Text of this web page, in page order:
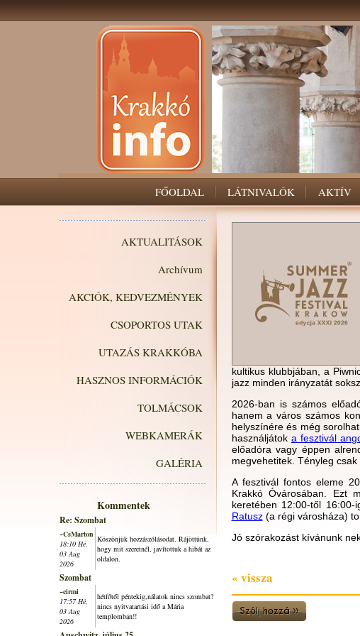
FŐOLDAL LÁTNIVALÓK AKTÍV
AKTUALITÁSOK
Archívum
AKCIÓK, KEDVEZMÉNYEK
CSOPORTOS UTAK
UTAZÁS KRAKKÓBA
HASZNOS INFORMÁCIÓK
TOLMÁCSOK
WEBKAMERÁK
GALÉRIA
Kommentek
Re: Szombat
~CsMarton
18:10 Hé,
03 Aug
2026
Köszönjük hozzászólásodat. Rájöttünk,
hogy mit szeretnél, javítottuk a hibát az
oldalon.
Szombat
~cirmi
17:57 Hé,
03 Aug
2026
hétfőtől péntekig,nálatok nincs szombat?
nincs nyitvatartási idő a Mária
templomban!!
kultikus klubbjában, a
jazz minden irányzatát
2026-ban is számos
hanem a város számos
helyszínére és még
használjátok a fesztivál
előadóra vagy éppen
megvehetitek. Tényleg
A fesztivál fontos eleme
Krakkó Óvárosában. Ezt
keretében 12:00-től
Ratusz(a régi városháza)
Jó szórakozást kívánunk
« vissza